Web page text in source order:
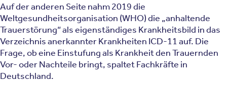
Auf der anderen Seite nahm 2019 die
Weltgesundheitsorganisation (WHO) die „anhaltende
Trauerstörung“ als eigenständiges Krankheitsbild in das
Verzeichnis anerkannter Krankheiten ICD-11 auf. Die
Frage, ob eine Einstufung als Krankheit den Trauernden
Vor- oder Nachteile bringt, spaltet Fachkräfte in
Deutschland.